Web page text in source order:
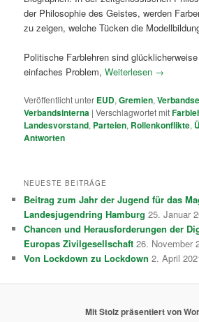
der Philosophie des Geistes, werden
zu zeigen, welche Tücken die
Politische Farblehren sind
einfaches Problem,Weiterlesen →
Veröffentlicht unter EUD,Gremien,
Verbandsinterna |Verschlagwortet mit
Landesvorstand, Parteien, Rollenkonflikte,
Antworten
NEUESTE BEITRÄGE
Beitrag zum Jahr der Jugend für das
Landesjugendring Hamburg 25. Januar
Chancen und Herausforderungen der
Europas Zivilgesellschaft 26. November
Von Lockdown zu Lockdown 2. April
Mit Stolz präsentiert von